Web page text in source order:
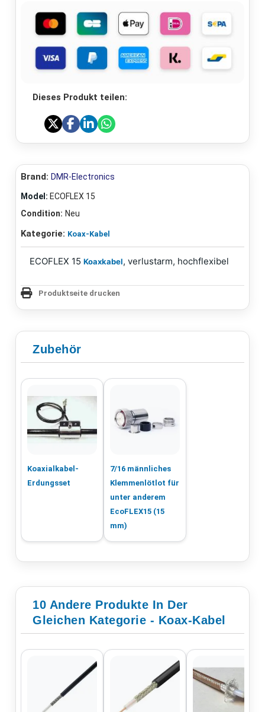
Dieses Produkt teilen:
Brand: DMR-Electronics
Model: ECOFLEX 15
Condition: Neu
Kategorie: Koax-Kabel
ECOFLEX 15 Koaxkabel, verlustarm, hochflexibel
Produktseite drucken
Zubehör
Koaxialkabel-
Erdungsset
7/16 männliches
Klemmenlötlot für
unter anderem
EcoFLEX15 (15
mm)
10 Andere Produkte In Der
Gleichen Kategorie - Koax-Kabel